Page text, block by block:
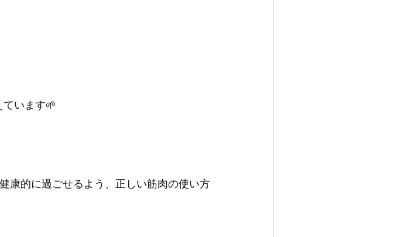
います🌱
康的に過ごせるよう、正しい筋肉の使い方